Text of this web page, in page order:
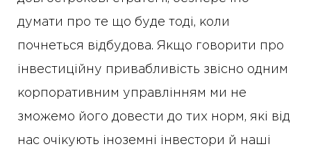
думати про те що буде тоді, коли
почнеться відбудова. Якщо говорити про
інвестиційну привабливість звісно одним
корпоративним управлінням ми не
зможемо його довести до тих норм, які від
нас очікують іноземні інвестори й наші